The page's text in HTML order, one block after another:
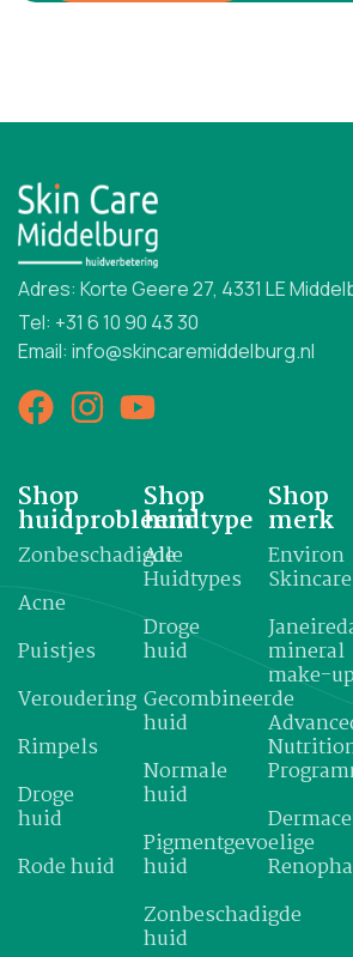
Adres: Korte Geere 27, 4331 LE
Tel: +31 6 10 90 43 30
Email: info@skincaremiddelburg.nl
Shop
huidprobleem
Zonbeschadigde
Acne
Puistjes
Veroudering
Rimpels
Droge
huid
Rode huid
Shop
huidtype
Alle
Huidtypes
Droge
huid
Gecombineerde
huid
Normale
huid
Pigmentgevoelige
huid
Zonbeschadigde
huid
Shop
merk
Environ
Skincare
mineral
make-up